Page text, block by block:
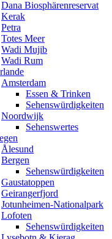
Dana Biosphärenreservat
Kerak
Petra
Totes Meer
Wadi Mujib
Wadi Rum
Amsterdam
Essen & Trinken
Sehenswürdigkeiten
Noordwijk
Sehenswertes
Ålesund
Bergen
Sehenswürdigkeiten
Gaustatoppen
Geirangerfjord
Jotunheimen-Nationalpark
Lofoten
Sehenswürdigkeiten